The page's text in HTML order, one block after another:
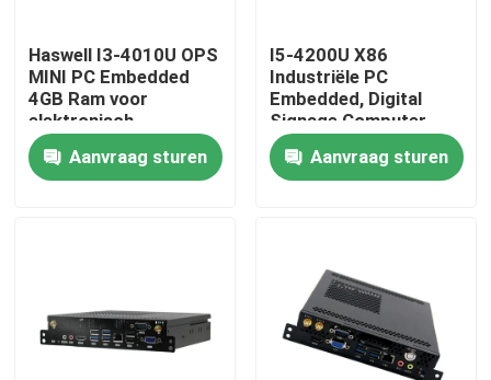
Contacteer ons
Vraag een offerte aan
Haswell I3-4010U OPS
MINI PC Embedded
4GB Ram voor
elektronisch
whiteboard
Aanvraag sturen
I5-4200U X86
Industriële PC
Embedded, Digital
Signage Computer
met WIFI
Aanvraag sturen